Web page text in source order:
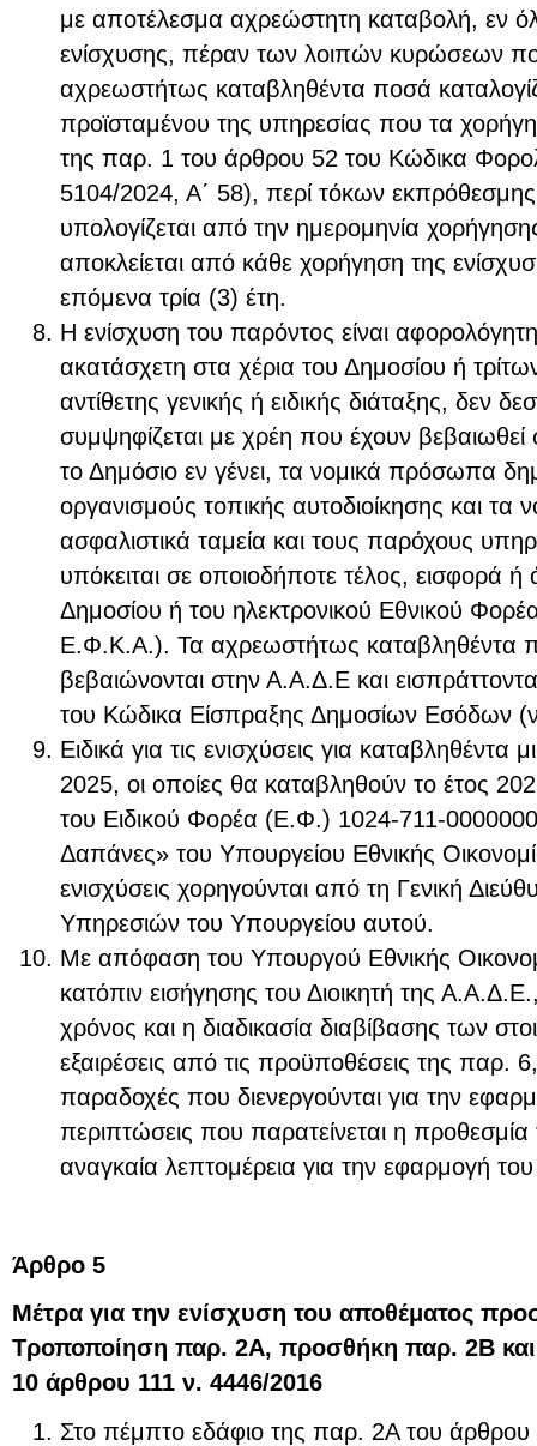
με αποτέλεσμα αχρεώστητη καταβολή, εν
ενίσχυσης, πέραν των λοιπών κυρώσεων
αχρεωστήτως καταβληθέντα ποσά
προϊσταμένου της υπηρεσίας που τα
της παρ. 1 του άρθρου 52 του Κώδικα
5104/2024, Α΄ 58), περί τόκων
υπολογίζεται από την ημερομηνία
αποκλείεται από κάθε χορήγηση της
επόμενα τρία (3) έτη.
Η ενίσχυση του παρόντος είναι
ακατάσχετη στα χέρια του Δημοσίου ή
αντίθετης γενικής ή ειδικής διάταξης, δεν
συμψηφίζεται με χρέη που έχουν βεβαιωθεί
το Δημόσιο εν γένει, τα νομικά πρόσωπα
οργανισμούς τοπικής αυτοδιοίκησης και
ασφαλιστικά ταμεία και τους παρόχους
υπόκειται σε οποιοδήποτε τέλος, εισφορά
Δημοσίου ή του ηλεκτρονικού Εθνικού
Ε.Φ.Κ.Α.). Τα αχρεωστήτως καταβληθέντα
βεβαιώνονται στην Α.Α.Δ.Ε και
του Κώδικα Είσπραξης Δημοσίων Εσόδων
Ειδικά για τις ενισχύσεις για
2025, οι οποίες θα καταβληθούν το έτος
του Ειδικού Φορέα (Ε.Φ.) 1024-711-0000000
Δαπάνες» του Υπουργείου Εθνικής
ενισχύσεις χορηγούνται από τη Γενική
Υπηρεσιών του Υπουργείου αυτού.
Με απόφαση του Υπουργού Εθνικής
κατόπιν εισήγησης του Διοικητή της
χρόνος και η διαδικασία διαβίβασης των
εξαιρέσεις από τις προϋποθέσεις της παρ.
παραδοχές που διενεργούνται για την
περιπτώσεις που παρατείνεται η
αναγκαία λεπτομέρεια για την εφαρμογή
Άρθρο 5
Μέτρα για την ενίσχυση του αποθέματος
Τροποποίηση παρ. 2Α, προσθήκη παρ. 2Β
10 άρθρου 111 ν. 4446/2016
Στο πέμπτο εδάφιο της παρ. 2Α του